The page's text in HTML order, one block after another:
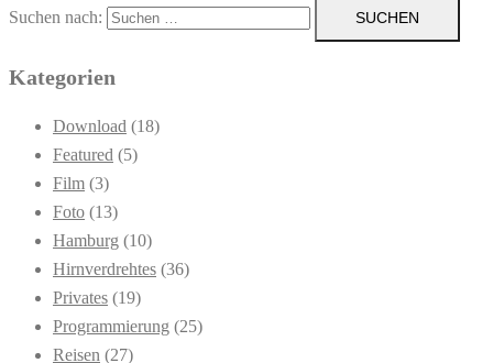
Suchen nach:
Kategorien
Download (18)
Featured (5)
Film (3)
Foto (13)
Hamburg (10)
Hirnverdrehtes (36)
Privates (19)
Programmierung (25)
Reisen (27)